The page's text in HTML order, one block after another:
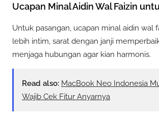
Ucapan Minal Aidin Wal Faizin
Untuk pasangan, ucapan minal aidin wal
lebih intim, sarat dengan janji
menjaga hubungan agar kian harmonis.
Read also: MacBook Neo Indonesia
Wajib Cek Fitur Anyarnya